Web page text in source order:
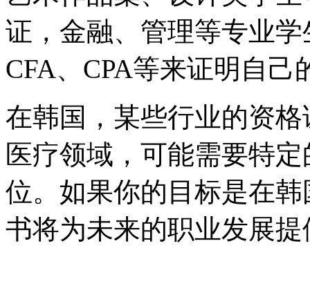
证，金融、管理等专业
CFA、CPA等来证明自己
在韩国，某些行业的资
医疗领域，可能需要特
位。如果你的目标是在
书将为未来的职业发展